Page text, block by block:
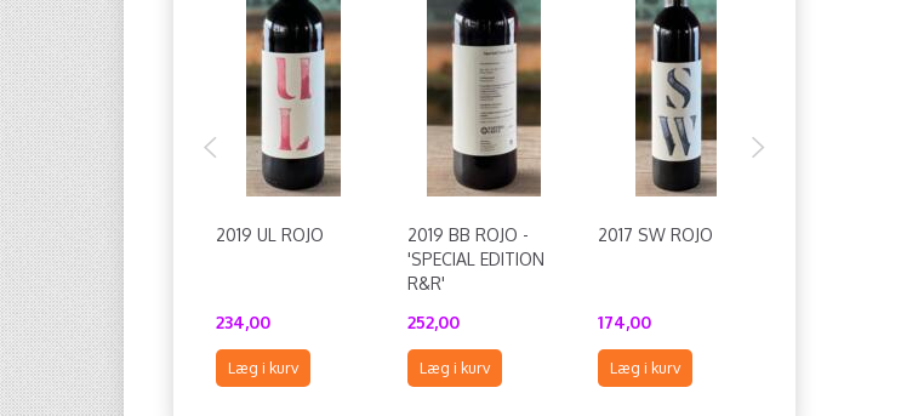
2019 UL ROJO
234,00
Læg i kurv
2019 BB ROJO -
'SPECIAL EDITION
R&R'
252,00
Læg i kurv
2017 SW ROJO
174,00
Læg i kurv